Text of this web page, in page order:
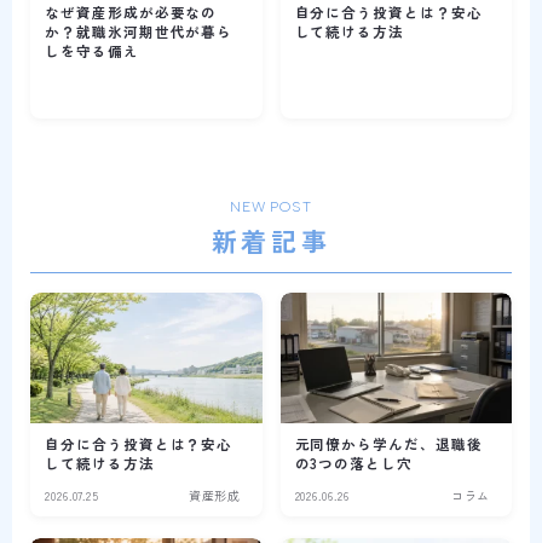
なぜ資産形成が必要なの
か？就職氷河期世代が暮ら
しを守る備え
自分に合う投資とは？安心
して続ける方法
NEW POST
新着記事
自分に合う投資とは？安心
して続ける方法
2026.07.25 資産形成
元同僚から学んだ、退職後
の3つの落とし穴
2026.06.26 コラム